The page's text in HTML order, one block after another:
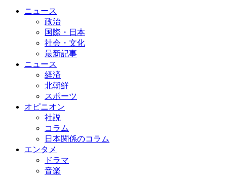
ニュース
政治
国際・日本
社会・文化
最新記事
ニュース
経済
北朝鮮
スポーツ
オピニオン
社説
コラム
日本関係のコラム
エンタメ
ドラマ
音楽